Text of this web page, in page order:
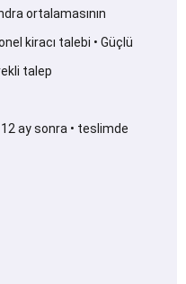
ortalamasının
kiracı talebi • Güçlü
talep
ay sonra • teslimde